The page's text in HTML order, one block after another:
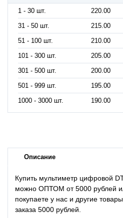
1 - 30 шт.
220.00
31 - 50 шт.
215.00
51 - 100 шт.
210.00
101 - 300 шт.
205.00
301 - 500 шт.
200.00
501 - 999 шт.
195.00
1000 - 3000 шт.
190.00
Описание
Купить мультиметр цифровой
можно ОПТОМ от 5000 рублей
покупаете у нас и другие
заказа 5000 рублей.